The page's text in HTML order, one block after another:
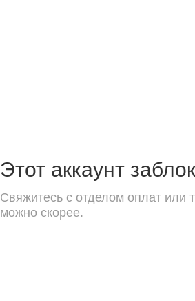
Этот аккаунт
Свяжитесь с отделом оплат или
можно скорее.